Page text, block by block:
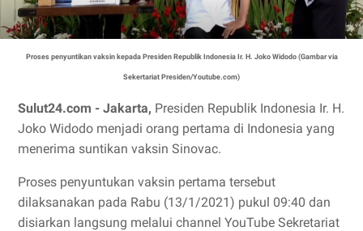
Proses penyuntikan vaksin kepada Presiden Republik Indonesia Ir. H. Joko Widodo (Gambar via
Sekertariat Presiden/Youtube.com)
Sulut24.com - Jakarta, Presiden Republik Indonesia Ir. H.
Joko Widodo menjadi orang pertama di Indonesia yang
menerima suntikan vaksin Sinovac.
Proses penyuntukan vaksin pertama tersebut
dilaksanakan pada Rabu (13/1/2021) pukul 09:40 dan
disiarkan langsung melalui channel YouTube Sekretariat